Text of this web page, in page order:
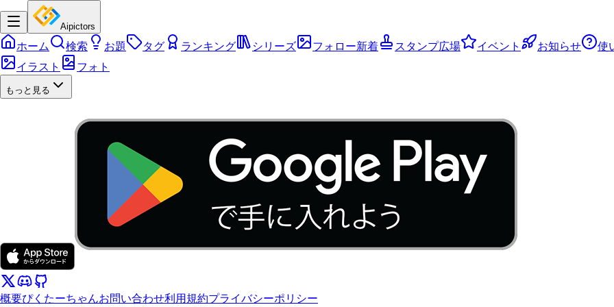
Aipictors
ホーム 検索 お題 タグ ランキング シリーズ フォロー新着 スタンプ広場 イベント お知らせ
使
イラスト
フォト
もっと見る
概要ぴくたーちゃんお問い合わせ利用規約プライバシーポリシー